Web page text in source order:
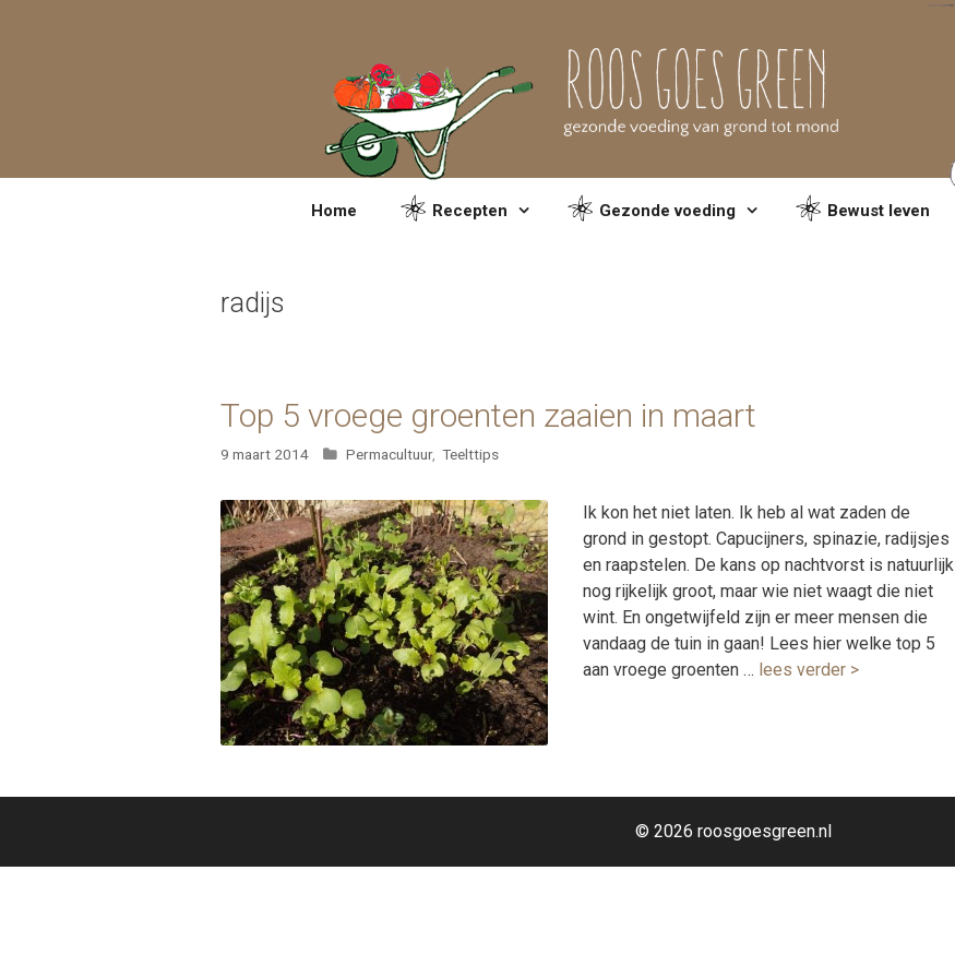
Home Recepten Gezonde voeding Bewust leven
radijs
Top 5 vroege groenten zaaien in maart
9 maart 2014 Categorieën
Permacultuur, Teelttips
Ik kon het niet laten. Ik heb al wat zaden de
grond in gestopt. Capucijners, spinazie, radijsjes
en raapstelen. De kans op nachtvorst is natuurlijk
nog rijkelijk groot, maar wie niet waagt die niet
wint. En ongetwijfeld zijn er meer mensen die
vandaag de tuin in gaan! Lees hier welke top 5
aan vroege groenten … lees verder >
© 2026 roosgoesgreen.nl